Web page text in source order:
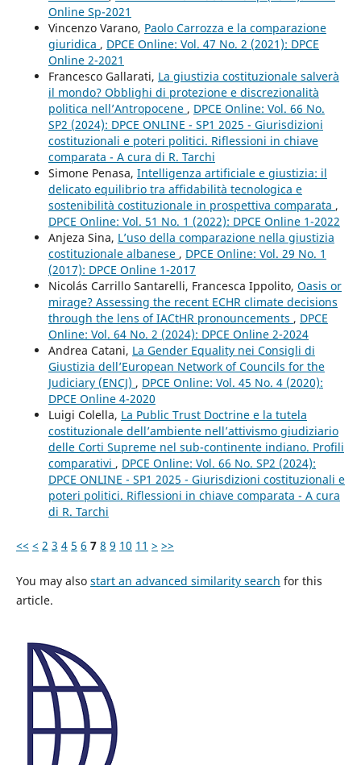
Online Sp-2021
Vincenzo Varano, Paolo Carrozza e la comparazione
giuridica , DPCE Online: Vol. 47 No. 2 (2021): DPCE
Online 2-2021
Francesco Gallarati, La giustizia costituzionale salverà
il mondo? Obblighi di protezione e discrezionalità
politica nell’Antropocene , DPCE Online: Vol. 66 No.
SP2 (2024): DPCE ONLINE - SP1 2025 - Giurisdizioni
costituzionali e poteri politici. Riflessioni in chiave
comparata - A cura di R. Tarchi
Simone Penasa, Intelligenza artificiale e giustizia: il
delicato equilibrio tra affidabilità tecnologica e
sostenibilità costituzionale in prospettiva comparata ,
DPCE Online: Vol. 51 No. 1 (2022): DPCE Online 1-2022
Anjeza Sina, L’uso della comparazione nella giustizia
costituzionale albanese , DPCE Online: Vol. 29 No. 1
(2017): DPCE Online 1-2017
Nicolás Carrillo Santarelli, Francesca Ippolito, Oasis or
mirage? Assessing the recent ECHR climate decisions
through the lens of IACtHR pronouncements , DPCE
Online: Vol. 64 No. 2 (2024): DPCE Online 2-2024
Andrea Catani, La Gender Equality nei Consigli di
Giustizia dell’European Network of Councils for the
Judiciary (ENCJ) , DPCE Online: Vol. 45 No. 4 (2020):
DPCE Online 4-2020
Luigi Colella, La Public Trust Doctrine e la tutela
costituzionale dell’ambiente nell’attivismo giudiziario
delle Corti Supreme nel sub-continente indiano. Profili
comparativi , DPCE Online: Vol. 66 No. SP2 (2024):
DPCE ONLINE - SP1 2025 - Giurisdizioni costituzionali e
poteri politici. Riflessioni in chiave comparata - A cura
di R. Tarchi
<< < 2 3 4 5 6 7 8 9 10 11 > >>
You may also start an advanced similarity search for this
article.